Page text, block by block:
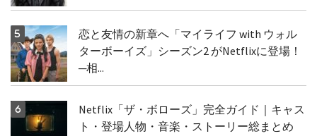
恋と友情の新章へ「マイライフ with ウォル
ターボーイズ」シーズン2 がNetflixに登場！
─相...
Netflix「ザ・ボローズ」完全ガイド｜キャス
ト・登場人物・音楽・ストーリー総まとめ